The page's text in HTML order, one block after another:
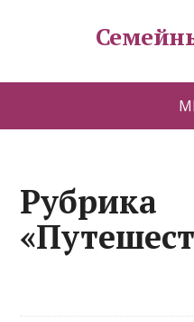
Рубрика